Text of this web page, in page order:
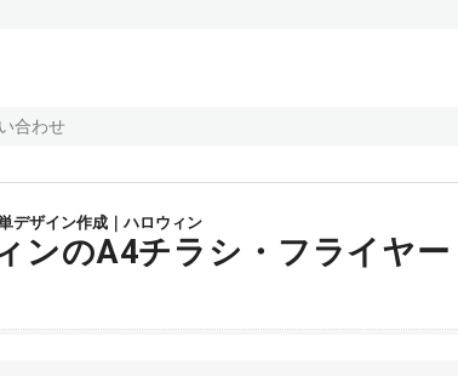
合わせ
デザイン作成｜ハロウィン
ンのA4チラシ・フライヤ